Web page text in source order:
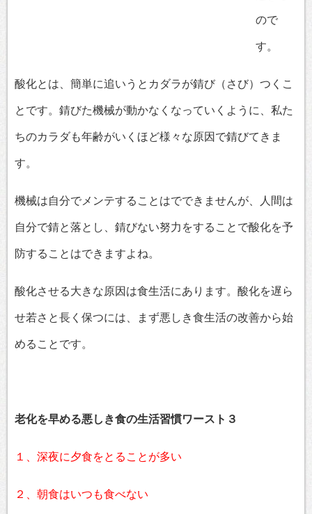
ので
す。
酸化とは、簡単に追いうとカダラが錆び（さび）つくこ
とです。錆びた機械が動かなくなっていくように、私た
ちのカラダも年齢がいくほど様々な原因で錆びてきま
す。
機械は自分でメンテすることはでできませんが、人間は
自分で錆と落とし、錆びない努力をすることで酸化を予
防することはできますよね。
酸化させる大きな原因は食生活にあります。酸化を遅ら
せ若さと長く保つには、まず悪しき食生活の改善から始
めることです。
老化を早める悪しき食の生活習慣ワースト３
１、深夜に夕食をとることが多い
２、朝食はいつも食べない